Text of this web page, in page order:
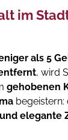
im
als 5
, wird
gehobenen
begeistern:
elegante